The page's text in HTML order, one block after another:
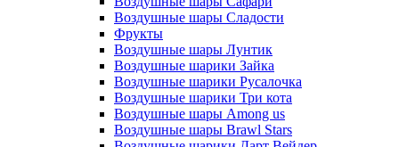
Воздушные шары Сладости
Фрукты
Воздушные шары Лунтик
Воздушные шарики Зайка
Воздушные шарики Русалочка
Воздушные шарики Три кота
Воздушные шары Among us
Воздушные шары Brawl Stars